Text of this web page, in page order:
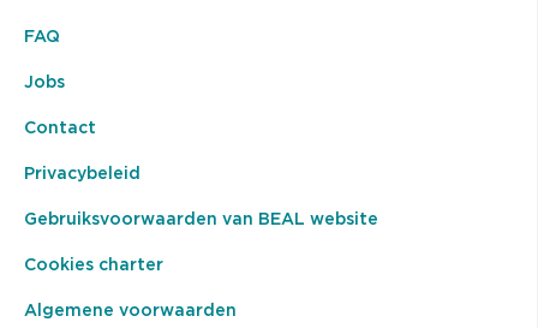
FAQ
Jobs
Contact
Privacybeleid
Gebruiksvoorwaarden van BEAL website
Cookies charter
Algemene voorwaarden